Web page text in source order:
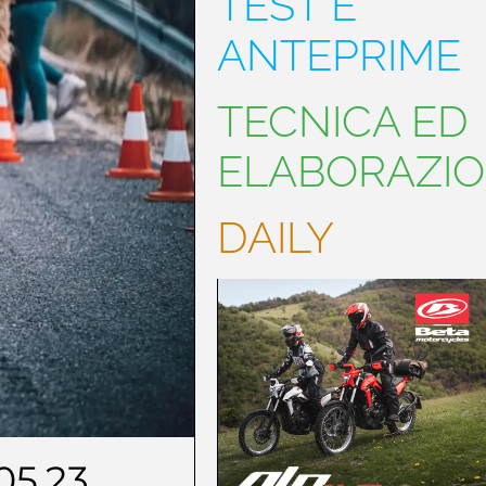
ANTEPRIME
TECNICA ED
DAILY